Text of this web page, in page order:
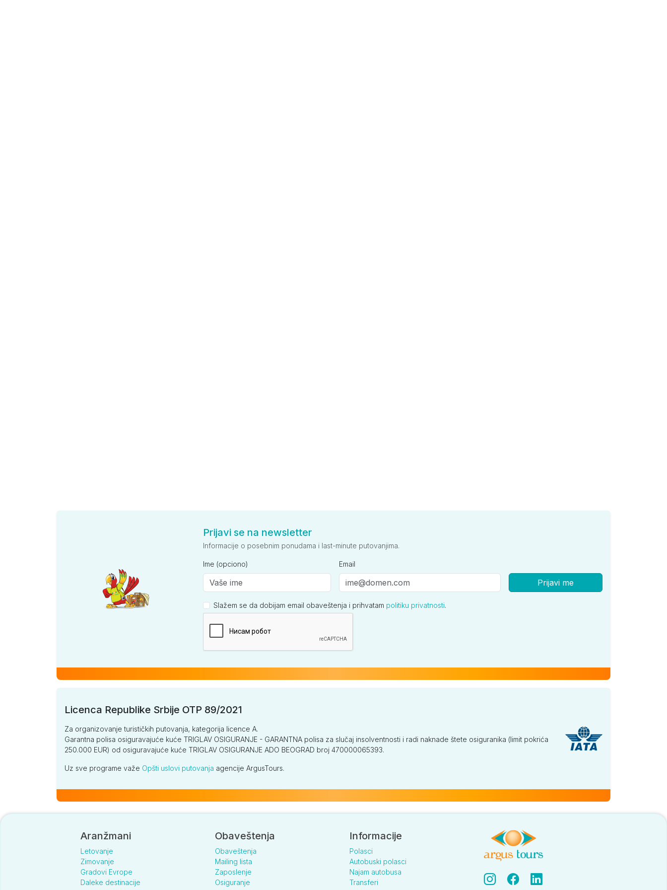
Prijavi se na newsletter
Informacije o posebnim ponudama i last-minute putovanjima.
Ime (opciono) Email
Prijavi me
Slažem se da dobijam email obaveštenja i prihvatam politiku privatnosti.
Licenca Republike Srbije OTP 89/2021
Za organizovanje turističkih putovanja, kategorija licence A.
Garantna polisa osiguravajuće kuće TRIGLAV OSIGURANJE - GARANTNA polisa za slučaj insolventnosti i radi naknade štete osiguranika (limit pokrića
250.000 EUR) od osiguravajuće kuće TRIGLAV OSIGURANJE ADO BEOGRAD broj 470000065393.
Uz sve programe važe Opšti uslovi putovanja agencije ArgusTours.
Aranžmani
Letovanje
Zimovanje
Gradovi Evrope
Daleke destinacije
Obaveštenja
Obaveštenja
Mailing lista
Zaposlenje
Osiguranje
Informacije
Polasci
Autobuski polasci
Najam autobusa
Transferi